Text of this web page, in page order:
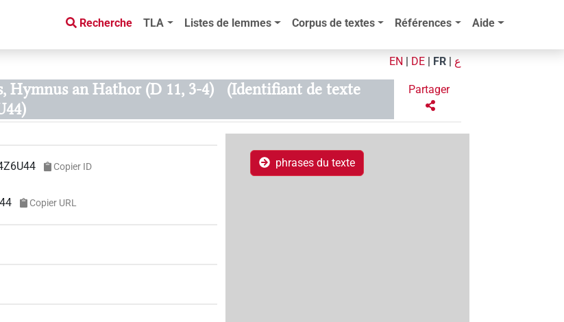
Recherche TLA Listes de lemmes Corpus de textes Références Aide
EN DE FR ع
Hymnus an Hathor (D 11, 3-4)
(Identifiant de texte
Partager
phrases du texte
Copier ID
Copier URL